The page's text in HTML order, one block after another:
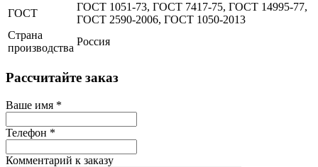
ГОСТ
ГОСТ 1051-73, ГОСТ 7417-75, ГОСТ 14995-77,
ГОСТ 2590-2006, ГОСТ 1050-2013
Страна
производства
Россия
Рассчитайте заказ
Ваше имя *
Телефон *
Комментарий к заказу